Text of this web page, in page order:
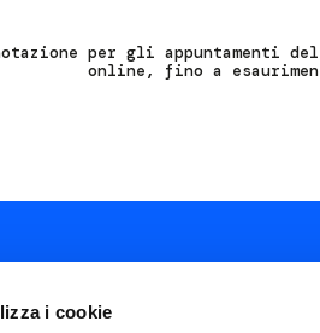
i cookie
per gli appuntamenti
online, fino a